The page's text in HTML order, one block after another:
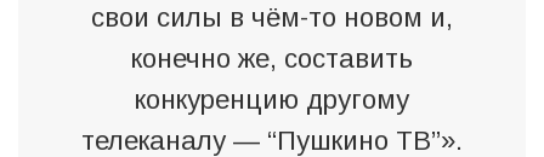
свои силы в чём-то новом и,
конечно же, составить
конкуренцию другому
телеканалу — “Пушкино ТВ”».